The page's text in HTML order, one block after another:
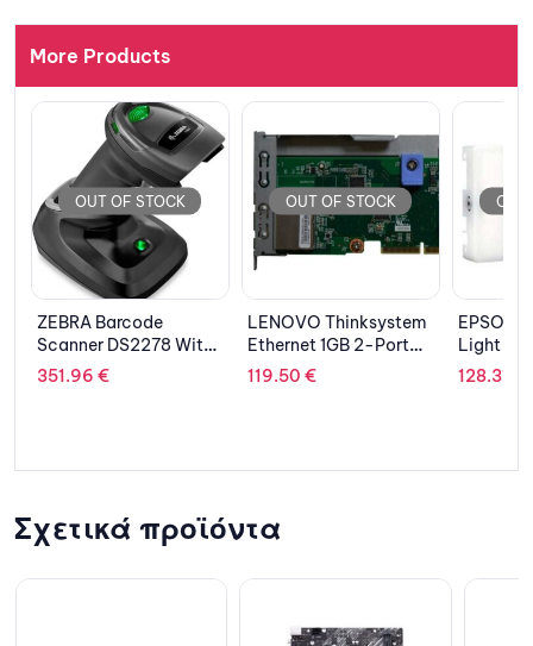
More Products
OUT OF STOCK
LENOVO Thinksystem
Ethernet 1GB 2-Port
RJ45 LOM
119.50 €
OUT OF STOCK
EPSON Cartridge
Light Magenta
C13T603C00
128.31 €
OUT
Mono
Σχετικά προϊόντα